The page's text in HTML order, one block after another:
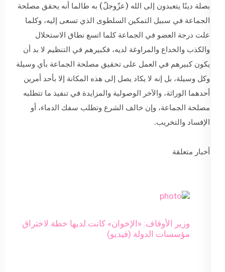
بصلة دينًا يتعبدون إلى الله (عزّوجلّ) به طالما أنه يحقق مصلحة
الجماعة في سبيل التمكين السلطوى الذي تسعى إليه، وكلما
علت درجة العضو في الجماعة كلما اتسع نطاق الاستحلال
والكذب والخداع والمراوغة لديه، فكبيرهم في التنظيم لا بد أن
يكون كبيرهم في العمل على تحقيق مصلحة الجماعة بأي وسيلة
وكل وسيلة، بل إنه لا يكاد يصل إلى هذه المكانة إلا بأحد أمرين
أحدهما الوراثة، والآخر الوصولية والمزايدة في تنفيذ ما تتطلبه
مصلحة الجماعة، وإن خالف الشرع وتطلب سفك الدماء، أو
الإفساد والتخريب.
أخبار متعلقة
وزير الأوقاف: «الإخوان» كانت لديها خطة لاختراق
مؤسسات الدولة (فيديو)